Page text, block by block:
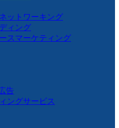
ットワーキング
ィング
スマーケティング
告
ングサービス